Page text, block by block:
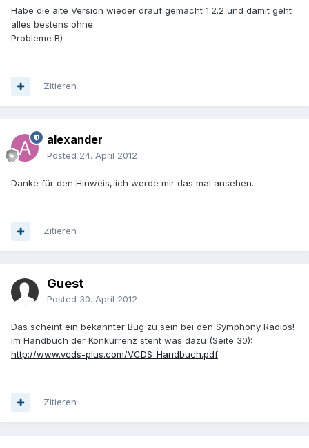
Habe die alte Version wieder drauf gemacht 1.2.2 und damit geht
alles bestens ohne
Probleme B)
Zitieren
alexander
Posted 24. April 2012
Danke für den Hinweis, ich werde mir das mal ansehen.
Zitieren
Guest
Posted 30. April 2012
Das scheint ein bekannter Bug zu sein bei den Symphony Radios!
Im Handbuch der Konkurrenz steht was dazu (Seite 30):
http://www.vcds-plus.com/VCDS_Handbuch.pdf
Zitieren